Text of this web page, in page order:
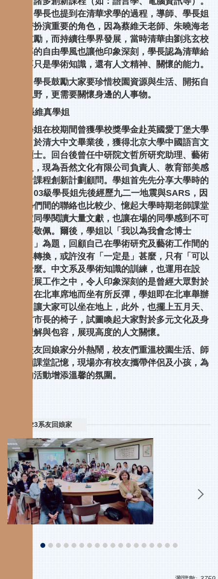
此外，學長也提到在清華求學的過程，導師、學長姐
及同儕扮演重要的角色，因為蔡維天老師、朱曉海老
師的鼓勵，而持續往學界發展，當時清華由劉兆玄校
長領導的自由學風也讓他印象深刻，學長認為清華給
予的不只是學術知識，還有人文精神、關懷的能力。
最後，學長鼓勵大家要珍惜校園資源與生活、開拓自
己的視野，更需要關懷身邊的人事物。
03級張維真學姐
維真學姐在校期間曾獲學校獎學金赴英國愛丁堡大學
交換，於清大中文畢業後，獲得北京大學中國語言文
學系碩士。回台後曾任中研院文哲所研究助理、藝術
策展人，現為吾然文化有限公司負責人、教育部美感
與設計課程創新計劃顧問。學姐首先先分享大學時的
生活，03級學長姐先後經歷九二一地震與SARS，因
此同學們間的聯絡也比較少、憶起大學時期老師課堂
上指定同學閱讀大量文獻，也讓在場的同學感到不可
置信與敬佩。爾後，學姐以「我以為我會念博士
班……」為題，回顧自己在學術研究及藝術工作間的
抉擇與轉換，或許沒有「一定是」甚麼，只有「可以
是」什麼。中文系及學術知識的訓練，也運用在設
計、策展工作之中，令人印象深刻的是曾經大眾對於
移工／在北車席地而坐有所反彈，學姐即在北車舉辦
活動，讓大家可以坐在地上，此外，也擺上五月天、
柯文哲市長的椅子，試圖喚起大家對於多元文化及身
份的理解與包容，展現高度的人文關懷。
今年校友回娘家分外熱鬧，校友們重溫校園生活、師
生回顧課堂記憶，現場亦有校友攜帶伴侶及小孩，為
今年的活動增添溫馨的氛圍。
2023系友回娘家